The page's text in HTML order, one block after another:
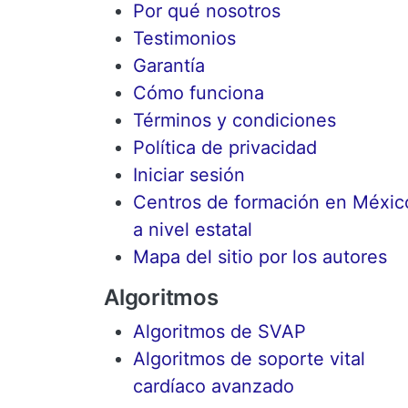
Por qué nosotros
Testimonios
Garantía
Cómo funciona
Términos y condiciones
Política de privacidad
Iniciar sesión
Centros de formación en
a nivel estatal
Mapa del sitio por los autores
Algoritmos
Algoritmos de SVAP
Algoritmos de soporte vital
cardíaco avanzado